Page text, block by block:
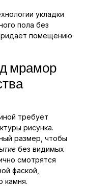
укладки
пола без
помещению
мрамор
требует
рисунка.
размер, чтобы
без видимых
смотрятся
фаской,
камня.